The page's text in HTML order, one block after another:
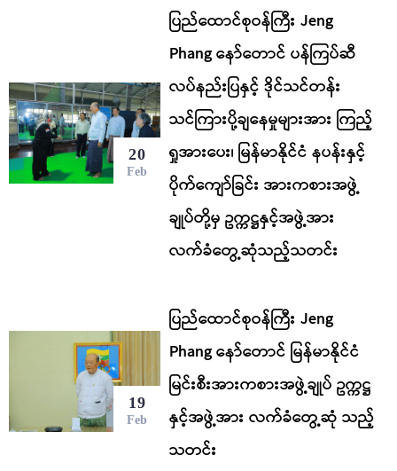
20
Feb
ပြည်ထောင်စုဝန်ကြီး Jeng
Phang နော်တောင် ပန်ကြပ်ဆီ
လပ်နည်းပြနှင့် ဒိုင်သင်တန်း
သင်ကြားပို့ချနေမှုများအား ကြည့်
ရှုအားပေး၊ မြန်မာနိုင်ငံ နပန်းနှင့်
ပိုက်ကျော်ခြင်း အားကစားအဖွဲ့
ချုပ်တို့မှ ဥက္ကဋ္ဌနှင့်အဖွဲ့အား
လက်ခံတွေ့ဆုံသည့်သတင်း
19
Feb
ပြည်ထောင်စုဝန်ကြီး Jeng
Phang နော်တောင် မြန်မာနိုင်ငံ
မြင်းစီးအားကစားအဖွဲ့ချုပ် ဥက္ကဋ္ဌ
နှင့်အဖွဲ့အား လက်ခံတွေ့ဆုံ သည့်
သတင်း